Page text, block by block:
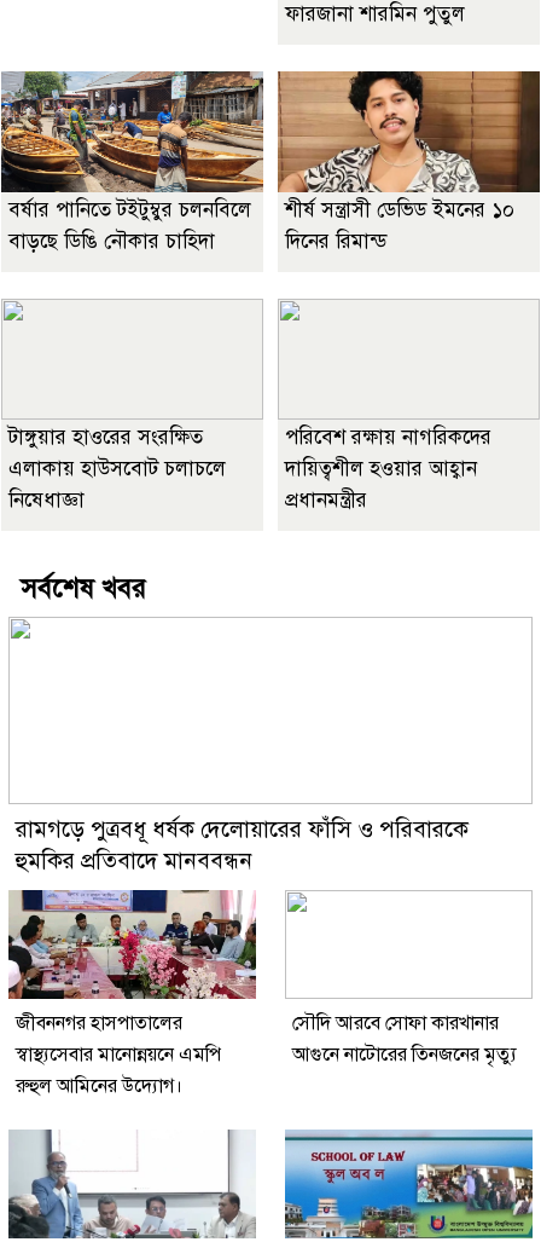
ফারজানা শারমিন পুতুল
বর্ষার পানিতে টইটুম্বুর চলনবিলে
বাড়ছে ডিঙি নৌকার চাহিদা
শীর্ষ সন্ত্রাসী ডেভিড ইমনের ১০
দিনের রিমান্ড
টাঙ্গুয়ার হাওরের সংরক্ষিত
এলাকায় হাউসবোট চলাচলে
নিষেধাজ্ঞা
পরিবেশ রক্ষায় নাগরিকদের
দায়িত্বশীল হওয়ার আহ্বান
প্রধানমন্ত্রীর
সর্বশেষ খবর
রামগড়ে পুত্রবধূ ধর্ষক দেলোয়ারের ফাঁসি ও পরিবারকে
হুমকির প্রতিবাদে মানববন্ধন
জীবননগর হাসপাতালের
স্বাস্থ্যসেবার মানোন্নয়নে এমপি
রুহুল আমিনের উদ্যোগ।
সৌদি আরবে সোফা কারখানার
আগুনে নাটোরের তিনজনের মৃত্যু